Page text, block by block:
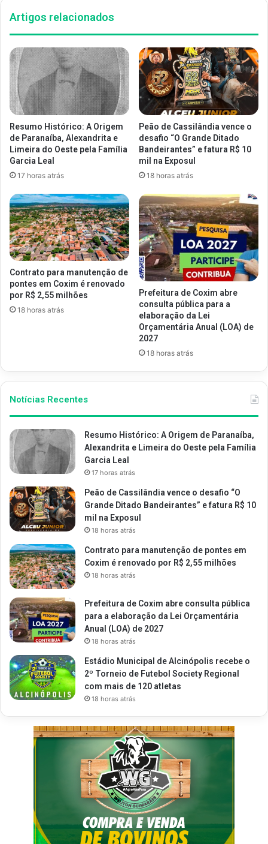
Artigos relacionados
Resumo Histórico: A Origem
de Paranaíba, Alexandrita e
Limeira do Oeste pela Família
Garcia Leal
17 horas atrás
Peão de Cassilândia vence o
desafio “O Grande Ditado
Bandeirantes” e fatura R$ 10
mil na Exposul
18 horas atrás
Contrato para manutenção de
pontes em Coxim é renovado
por R$ 2,55 milhões
18 horas atrás
Prefeitura de Coxim abre
consulta pública para a
elaboração da Lei
Orçamentária Anual (LOA) de
2027
18 horas atrás
Notícias Recentes
Resumo Histórico: A Origem de Paranaíba,
Alexandrita e Limeira do Oeste pela Família
Garcia Leal
17 horas atrás
Peão de Cassilândia vence o desafio “O
Grande Ditado Bandeirantes” e fatura R$ 10
mil na Exposul
18 horas atrás
Contrato para manutenção de pontes em
Coxim é renovado por R$ 2,55 milhões
18 horas atrás
Prefeitura de Coxim abre consulta pública
para a elaboração da Lei Orçamentária
Anual (LOA) de 2027
18 horas atrás
Estádio Municipal de Alcinópolis recebe o
2º Torneio de Futebol Society Regional
com mais de 120 atletas
18 horas atrás